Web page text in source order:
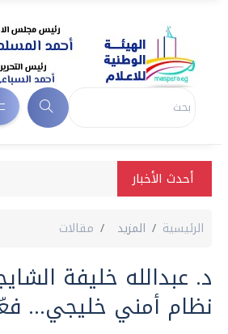
أحدث الأخبار
الرئيسية المزيد مقالات
د. عبدالله خليفة
نظام أمني خليجي...